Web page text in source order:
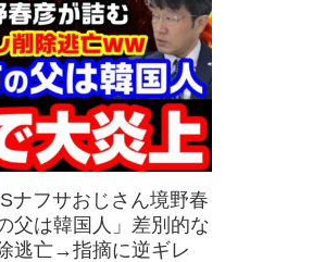
ナフサおじさん境野春
父は韓国人」差別的な
逃亡→指摘に逆ギレ